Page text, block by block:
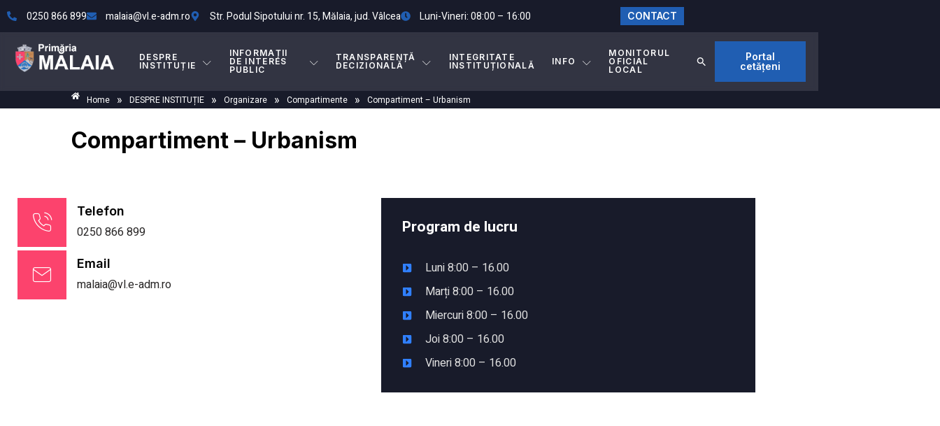
0250 866 899 malaia@vl.e-adm.ro Str. Podul Sipotului nr. 15, Mălaia, jud. Vâlcea Luni-Vineri: 08:00 – 16:00 CONTACT
DESPRE
INSTITUȚIE
INFORMAȚII
DE INTERES
PUBLIC
TRANSPARENȚĂ
DECIZIONALĂ
INTEGRITATE
INSTITUȚIONALĂ
INFO
MONITORUL
OFICIAL
LOCAL
Portal
cetățeni
Home » DESPRE INSTITUȚIE » Organizare » Compartimente » Compartiment – Urbanism
Compartiment – Urbanism
Telefon
0250 866 899
Email
malaia@vl.e-adm.ro
Program de lucru
Luni 8:00 – 16.00
Marți 8:00 – 16.00
Miercuri 8:00 – 16.00
Joi 8:00 – 16.00
Vineri 8:00 – 16.00